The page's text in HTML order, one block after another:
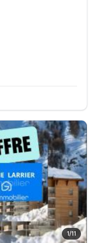
1/11